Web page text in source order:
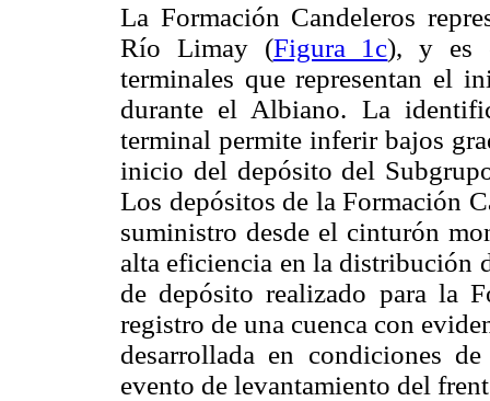
La Formación Candeleros
Río Limay (Figura 1c), y es
terminales que representan el
durante el Albiano. La
terminal permite inferir bajos
inicio del depósito del
Los depósitos de la Formación
suministro desde el cinturón
alta eficiencia en la distribución
de depósito realizado para la
registro de una cuenca con
desarrollada en condiciones
evento de levantamiento del